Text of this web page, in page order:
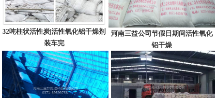
32吨柱状活性炭|活性氧化铝干燥剂
装车完
河南三益公司节假日期间活性氧化
铝干燥